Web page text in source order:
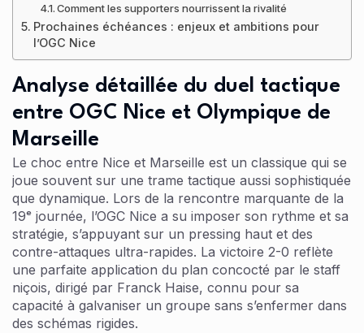
Comment les supporters nourrissent la rivalité
Prochaines échéances : enjeux et ambitions pour
l’OGC Nice
Analyse détaillée du duel tactique
entre OGC Nice et Olympique de
Marseille
Le choc entre Nice et Marseille est un classique qui se
joue souvent sur une trame tactique aussi sophistiquée
que dynamique. Lors de la rencontre marquante de la
19ᵉ journée, l’OGC Nice a su imposer son rythme et sa
stratégie, s’appuyant sur un pressing haut et des
contre-attaques ultra-rapides. La victoire 2-0 reflète
une parfaite application du plan concocté par le staff
niçois, dirigé par Franck Haise, connu pour sa
capacité à galvaniser un groupe sans s’enfermer dans
des schémas rigides.